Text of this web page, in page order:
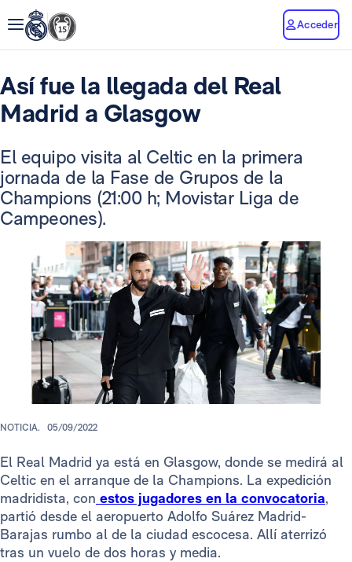
Acceder
Así fue la llegada del Real
Madrid a Glasgow
El equipo visita al Celtic en la primera
jornada de la Fase de Grupos de la
Champions (21:00 h; Movistar Liga de
Campeones).
NOTICIA. 05/09/2022
El Real Madrid ya está en Glasgow, donde se medirá al
Celtic en el arranque de la Champions. La expedición
madridista, con estos jugadores en la convocatoria,
partió desde el aeropuerto Adolfo Suárez Madrid-
Barajas rumbo al de la ciudad escocesa. Allí aterrizó
tras un vuelo de dos horas y media.